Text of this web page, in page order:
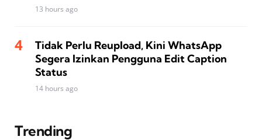
13 hours ago
Tidak Perlu Reupload, Kini WhatsApp
Segera Izinkan Pengguna Edit Caption
Status
14 hours ago
Trending